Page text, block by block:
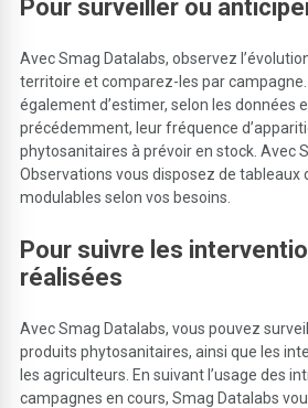
Pour surveiller ou
Avec Smag Datalabs, observez
territoire et comparez-les par
également d’estimer, selon les données
précédemment, leur fréquence
phytosanitaires à prévoir en stock. Avec
Observations vous disposez de tableaux
modulables selon vos besoins.
Pour suivre les
réalisées
Avec Smag Datalabs, vous pouvez
produits phytosanitaires, ainsi que les
les agriculteurs. En suivant l’usage des
campagnes en cours, Smag Datalabs